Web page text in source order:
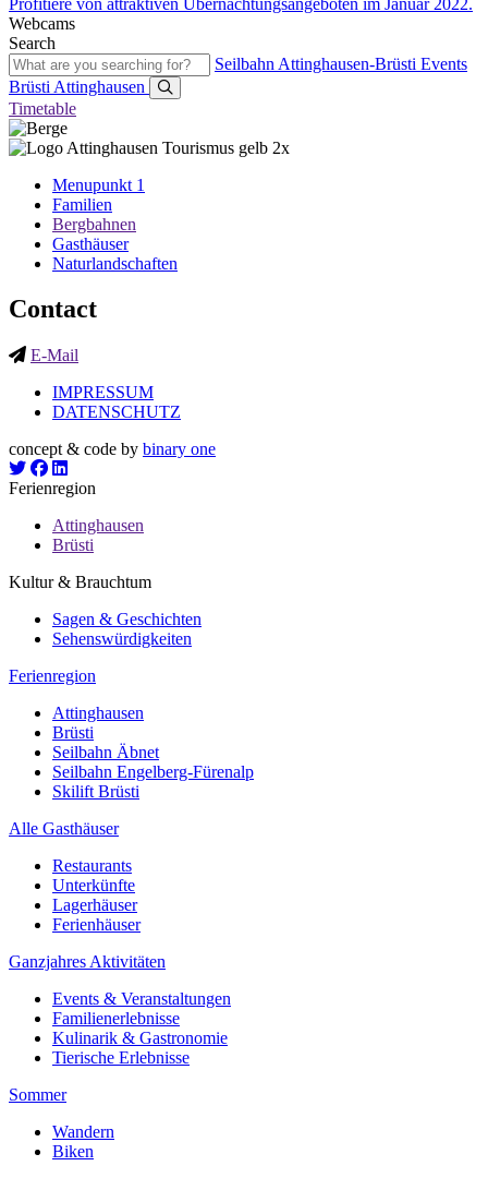
Webcams
Search
Seilbahn Attinghausen-Brüsti Events
Brüsti Attinghausen
Timetable
Menupunkt 1
Familien
Bergbahnen
Gasthäuser
Naturlandschaften
Contact
E-Mail
IMPRESSUM
DATENSCHUTZ
concept & code by binary one
Ferienregion
Attinghausen
Brüsti
Kultur & Brauchtum
Sagen & Geschichten
Sehenswürdigkeiten
Ferienregion
Attinghausen
Brüsti
Seilbahn Äbnet
Seilbahn Engelberg-Fürenalp
Skilift Brüsti
Alle Gasthäuser
Restaurants
Unterkünfte
Lagerhäuser
Ferienhäuser
Ganzjahres Aktivitäten
Events & Veranstaltungen
Familienerlebnisse
Kulinarik & Gastronomie
Tierische Erlebnisse
Sommer
Wandern
Biken